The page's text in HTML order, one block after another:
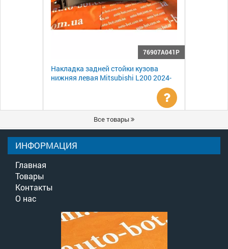
76907A041P
Накладка задней стойки кузова
нижняя левая Mitsubishi L200 2024-
Уточнить
цену
Все товары
ИНФОРМАЦИЯ
Главная
Товары
Контакты
О нас